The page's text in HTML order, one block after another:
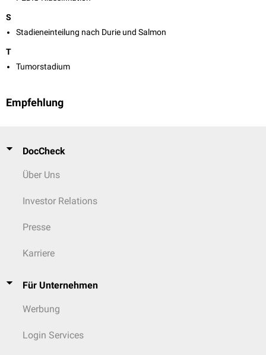
S
Stadieneinteilung nach Durie und Salmon
T
Tumorstadium
Empfehlung
DocCheck
Über Uns
Investor Relations
Presse
Karriere
Für Unternehmen
Werbung
Login Services